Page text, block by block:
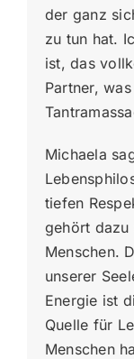
der ganz
zu tun hat.
ist, das
Partner,
Michaela
tiefen
gehört dazu
Menschen.
unserer
Energie ist
Quelle für
Menschen